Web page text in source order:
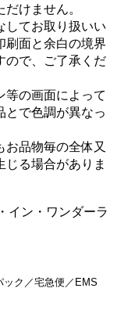
けません。
してお取り扱いい
刷面と余白の境界
ので、ご了承くだ
の画面によって
とで色調が異なっ
品物毎の全体又
じる場合がありま
イン・ワンダーラ
ク／宅急便／EMS